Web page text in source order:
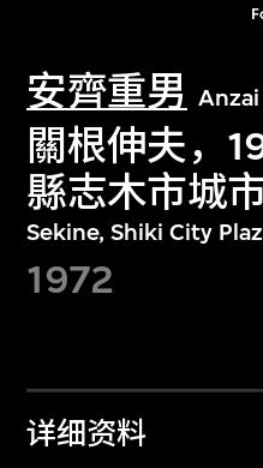
安齊重男
關根伸夫，
縣志木市城
Sekine, Shiki City
1972
详细资料